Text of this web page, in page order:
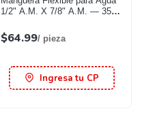
1/2" A.M. X 7/8" A.M. — 35
$64.99/ pieza
Ingresa tu CP